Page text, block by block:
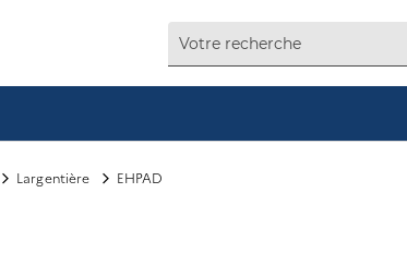
Largentière EHPAD